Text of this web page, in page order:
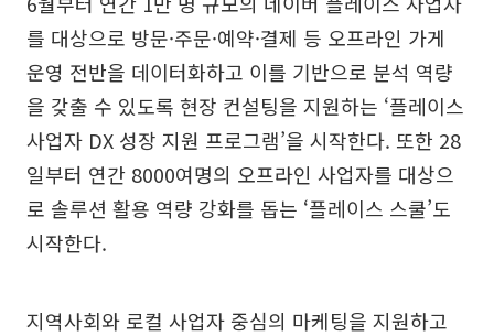
를 대상으로 방문·주문·예약·결제 등 오프라인 가게
운영 전반을 데이터화하고 이를 기반으로 분석 역량
을 갖출 수 있도록 현장 컨설팅을 지원하는 ‘플레이스
사업자 DX 성장 지원 프로그램’을 시작한다. 또한 28
일부터 연간 8000여명의 오프라인 사업자를 대상으
로 솔루션 활용 역량 강화를 돕는 ‘플레이스 스쿨’도
시작한다.
지역사회와 로컬 사업자 중심의 마케팅을 지원하고